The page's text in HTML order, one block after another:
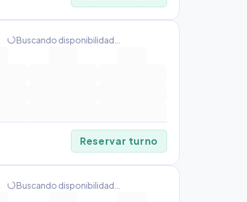
progress_activityBuscando disponibilidad…
Reservar turno
progress_activityBuscando disponibilidad…